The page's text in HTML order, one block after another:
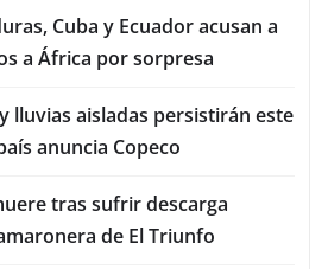
Cuba y Ecuador acusan a
a África por sorpresa
lluvias aisladas persistirán este
anuncia Copeco
tras sufrir descarga
de El Triunfo